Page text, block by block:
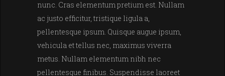
nunc. Cras elementum pretium est. Nullam
ac justo efficitur, tristique ligula a,
pellentesque ipsum. Quisque augue ipsum,
vehicula et tellus nec, maximus viverra
metus. Nullam elementum nibh nec
pellentesque finibus. Suspendisse laoreet